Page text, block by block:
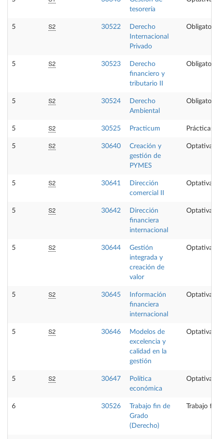
tesorería
5 S2 30522
Derecho
Internacional
Privado
Obligatoria
5 S2 30523
Derecho
financiero y
tributario II
Obligatoria
5 S2 30524
Derecho
Ambiental
Obligatoria
5 S2 30525 Practicum Prácticas
5 S2 30640
Creación y
gestión de
PYMES
Optativa
5 S2 30641
Dirección
comercial II
Optativa
5 S2 30642
Dirección
financiera
internacional
Optativa
5 S2 30644
Gestión
integrada y
creación de
valor
Optativa
5 S2 30645
Información
financiera
internacional
Optativa
5 S2 30646
Modelos de
excelencia y
calidad en la
gestión
Optativa
5 S2 30647
Política
económica
Optativa
6 30526
Trabajo fin de
Grado
(Derecho)
Trabajo